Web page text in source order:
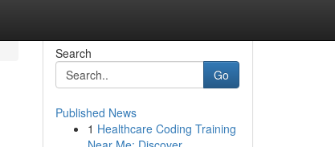
Search
Go
Published News
1 Healthcare Coding Training